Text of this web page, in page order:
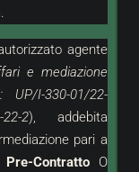
agente
e mediazione
I-330-01/22-
2), addebita
pari a
Pre-Contratto O